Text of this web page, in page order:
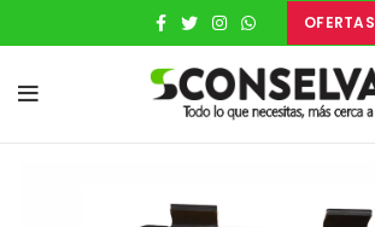
OFERTAS